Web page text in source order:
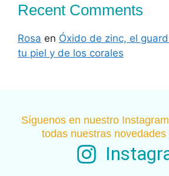
Recent Comments
Rosa en Óxido de zinc, el
tu piel y de los corales
Síguenos en nuestro
todas nuestras novedades